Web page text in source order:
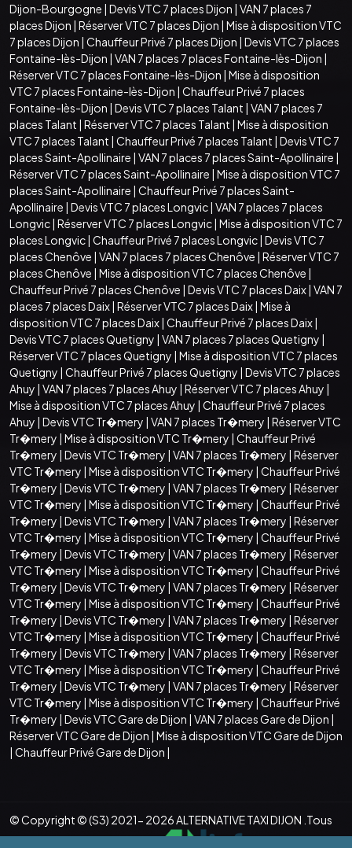
Dijon-Bourgogne | Devis VTC 7 places Dijon | VAN 7 places 7
places Dijon | Réserver VTC 7 places Dijon | Mise à disposition VTC
7 places Dijon | Chauffeur Privé 7 places Dijon | Devis VTC 7 places
Fontaine-lès-Dijon | VAN 7 places 7 places Fontaine-lès-Dijon |
Réserver VTC 7 places Fontaine-lès-Dijon | Mise à disposition
VTC 7 places Fontaine-lès-Dijon | Chauffeur Privé 7 places
Fontaine-lès-Dijon | Devis VTC 7 places Talant | VAN 7 places 7
places Talant | Réserver VTC 7 places Talant | Mise à disposition
VTC 7 places Talant | Chauffeur Privé 7 places Talant | Devis VTC 7
places Saint-Apollinaire | VAN 7 places 7 places Saint-Apollinaire |
Réserver VTC 7 places Saint-Apollinaire | Mise à disposition VTC 7
places Saint-Apollinaire | Chauffeur Privé 7 places Saint-
Apollinaire | Devis VTC 7 places Longvic| VAN 7 places 7 places
Longvic| Réserver VTC 7 places Longvic| Mise à disposition VTC 7
places Longvic| Chauffeur Privé 7 places Longvic| Devis VTC 7
places Chenôve | VAN 7 places 7 places Chenôve | Réserver VTC 7
places Chenôve | Mise à disposition VTC 7 places Chenôve |
Chauffeur Privé 7 places Chenôve | Devis VTC 7 places Daix| VAN 7
places 7 places Daix| Réserver VTC 7 places Daix| Mise à
disposition VTC 7 places Daix| Chauffeur Privé 7 places Daix|
Devis VTC 7 places Quetigny | VAN 7 places 7 places Quetigny |
Réserver VTC 7 places Quetigny | Mise à disposition VTC 7 places
Quetigny | Chauffeur Privé 7 places Quetigny | Devis VTC 7 places
Ahuy | VAN 7 places 7 places Ahuy | Réserver VTC 7 places Ahuy |
Mise à disposition VTC 7 places Ahuy | Chauffeur Privé 7 places
Ahuy | Devis VTC Tr�mery | VAN 7 places Tr�mery | Réserver VTC
Tr�mery | Mise à disposition VTC Tr�mery | Chauffeur Privé
Tr�mery | Devis VTC Tr�mery | VAN 7 places Tr�mery | Réserver
VTC Tr�mery | Mise à disposition VTC Tr�mery | Chauffeur Privé
Tr�mery | Devis VTC Tr�mery | VAN 7 places Tr�mery | Réserver
VTC Tr�mery | Mise à disposition VTC Tr�mery | Chauffeur Privé
Tr�mery | Devis VTC Tr�mery | VAN 7 places Tr�mery | Réserver
VTC Tr�mery | Mise à disposition VTC Tr�mery | Chauffeur Privé
Tr�mery | Devis VTC Tr�mery | VAN 7 places Tr�mery | Réserver
VTC Tr�mery | Mise à disposition VTC Tr�mery | Chauffeur Privé
Tr�mery | Devis VTC Tr�mery | VAN 7 places Tr�mery | Réserver
VTC Tr�mery | Mise à disposition VTC Tr�mery | Chauffeur Privé
Tr�mery | Devis VTC Tr�mery | VAN 7 places Tr�mery | Réserver
VTC Tr�mery | Mise à disposition VTC Tr�mery | Chauffeur Privé
Tr�mery | Devis VTC Tr�mery | VAN 7 places Tr�mery | Réserver
VTC Tr�mery | Mise à disposition VTC Tr�mery | Chauffeur Privé
Tr�mery | Devis VTC Tr�mery | VAN 7 places Tr�mery | Réserver
VTC Tr�mery | Mise à disposition VTC Tr�mery | Chauffeur Privé
Tr�mery | Devis VTC Gare de Dijon | VAN 7 places Gare de Dijon |
Réserver VTC Gare de Dijon | Mise à disposition VTC Gare de Dijon
| Chauffeur Privé Gare de Dijon |
© Copyright © (S3) 2021- 2026 ALTERNATIVE TAXI DIJON .Tous